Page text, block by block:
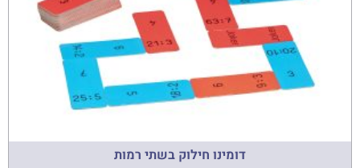
דומינו חילוק בשתי רמות